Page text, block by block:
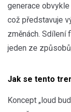
generace
což představuje
změnách. Sdílení
jeden ze
Jak se tento
Koncept „loud